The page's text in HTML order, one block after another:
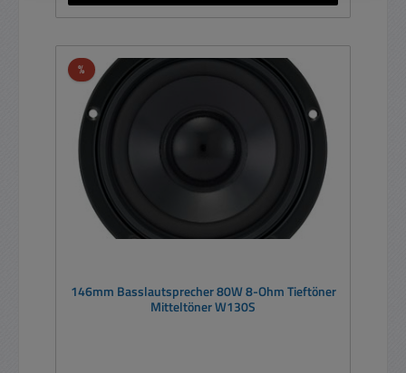
%Rabatt
146mm Basslautsprecher 80W 8-Ohm Tieftöner
Mitteltöner W130S